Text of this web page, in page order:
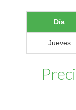
Día
Jueves